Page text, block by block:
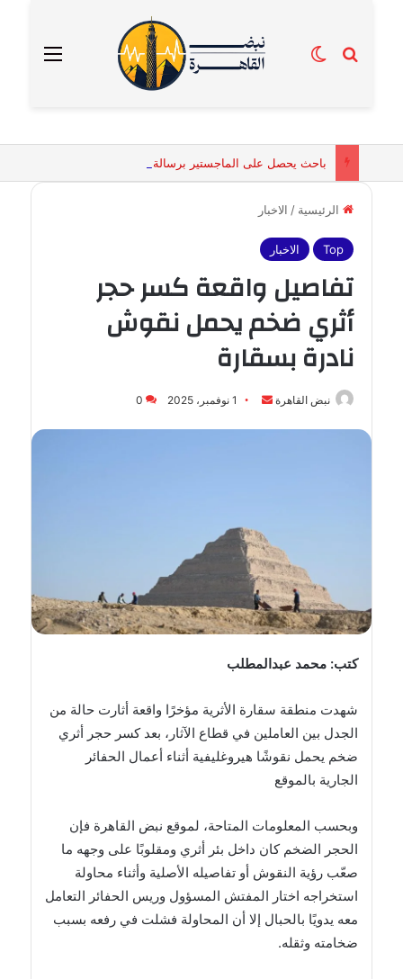
القائمة بحث عنالوضع المظلم
الرئيسية / الاخبار
Top الاخبار
تفاصيل واقعة كسر حجر
أثري ضخم يحمل نقوش
نادرة بسقارة
نبض القاهرة
أرسل
1 نوفمبر، 2025 0
كتب: محمد عبدالمطلب
شهدت منطقة سقارة الأثرية مؤخرًا واقعة أثارت حالة من
الجدل بين العاملين في قطاع الآثار، بعد كسر حجر أثري
ضخم يحمل نقوشًا هيروغليفية أثناء أعمال الحفائر
الجارية بالموقع
وبحسب المعلومات المتاحة، لموقع نبض القاهرة فإن
الحجر الضخم كان داخل بئر أثري ومقلوبًا على وجهه ما
صعّب رؤية النقوش أو تفاصيله الأصلية وأثناء محاولة
استخراجه اختار المفتش المسؤول وريس الحفائر التعامل
معه يدويًا بالحبال إلا أن المحاولة فشلت في رفعه بسبب
ضخامته وثقله.